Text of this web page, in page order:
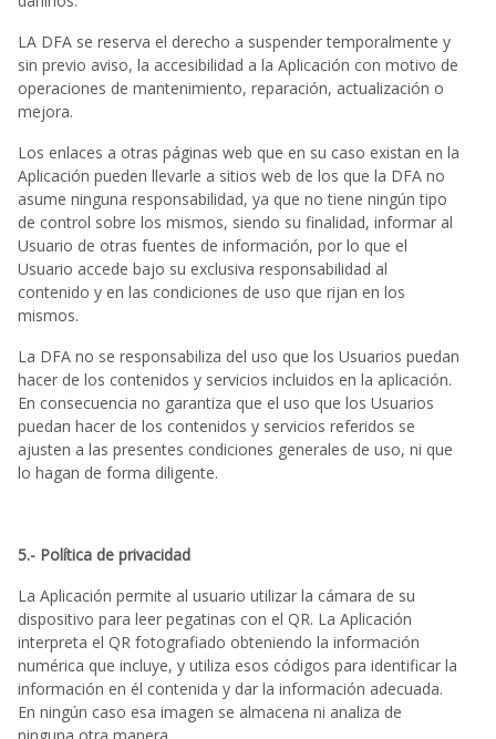
LA DFA se reserva el derecho a suspender temporalmente y
sin previo aviso, la accesibilidad a la Aplicación con motivo de
operaciones de mantenimiento, reparación, actualización o
mejora.
Los enlaces a otras páginas web que en su caso existan en la
Aplicación pueden llevarle a sitios web de los que la DFA no
asume ninguna responsabilidad, ya que no tiene ningún tipo
de control sobre los mismos, siendo su finalidad, informar al
Usuario de otras fuentes de información, por lo que el
Usuario accede bajo su exclusiva responsabilidad al
contenido y en las condiciones de uso que rijan en los
mismos.
La DFA no se responsabiliza del uso que los Usuarios puedan
hacer de los contenidos y servicios incluidos en la aplicación.
En consecuencia no garantiza que el uso que los Usuarios
puedan hacer de los contenidos y servicios referidos se
ajusten a las presentes condiciones generales de uso, ni que
lo hagan de forma diligente.
5.- Política de privacidad
La Aplicación permite al usuario utilizar la cámara de su
dispositivo para leer pegatinas con el QR. La Aplicación
interpreta el QR fotografiado obteniendo la información
numérica que incluye, y utiliza esos códigos para identificar la
información en él contenida y dar la información adecuada.
En ningún caso esa imagen se almacena ni analiza de